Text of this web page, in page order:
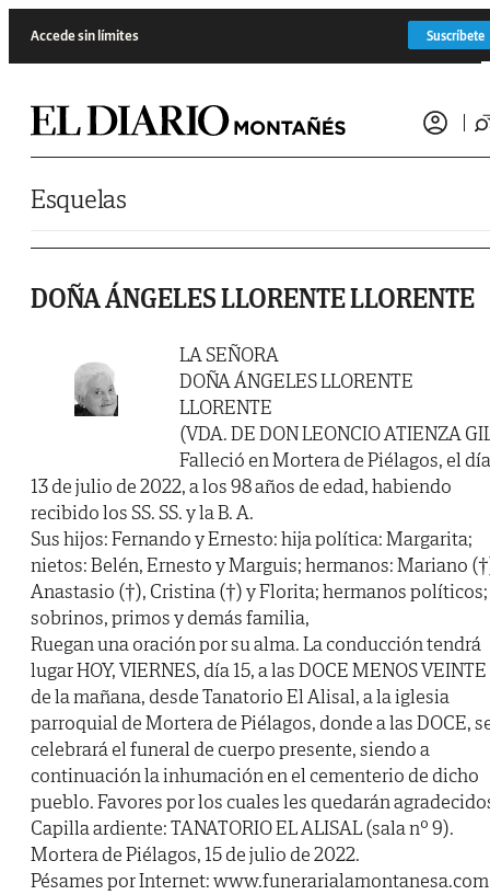
Accede sin límites Suscríbete
Esquelas
DOÑA ÁNGELES LLORENTE LLORENTE
LA SEÑORA
DOÑA ÁNGELES LLORENTE
LLORENTE
(VDA. DE DON LEONCIO ATIENZA
Falleció en Mortera de Piélagos, el día
13 de julio de 2022, a los 98 años de edad, habiendo
recibido los SS. SS. y la B. A.
Sus hijos: Fernando y Ernesto: hija política: Margarita;
nietos: Belén, Ernesto y Marguis; hermanos: Mariano
Anastasio (†), Cristina (†) y Florita; hermanos políticos;
sobrinos, primos y demás familia,
Ruegan una oración por su alma. La conducción tendrá
lugar HOY, VIERNES, día 15, a las DOCE MENOS VEINTE
de la mañana, desde Tanatorio El Alisal, a la iglesia
parroquial de Mortera de Piélagos, donde a las DOCE,
celebrará el funeral de cuerpo presente, siendo a
continuación la inhumación en el cementerio de dicho
pueblo. Favores por los cuales les quedarán
Capilla ardiente: TANATORIO EL ALISAL (sala nº 9).
Mortera de Piélagos, 15 de julio de 2022.
Pésames por Internet: www.funerarialamontanesa.com